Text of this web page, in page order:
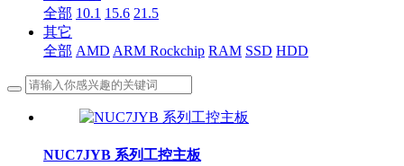
全部 10.1 15.6 21.5
其它
全部 AMD ARM Rockchip RAM SSD HDD
NUC7JYB 系列工控主板